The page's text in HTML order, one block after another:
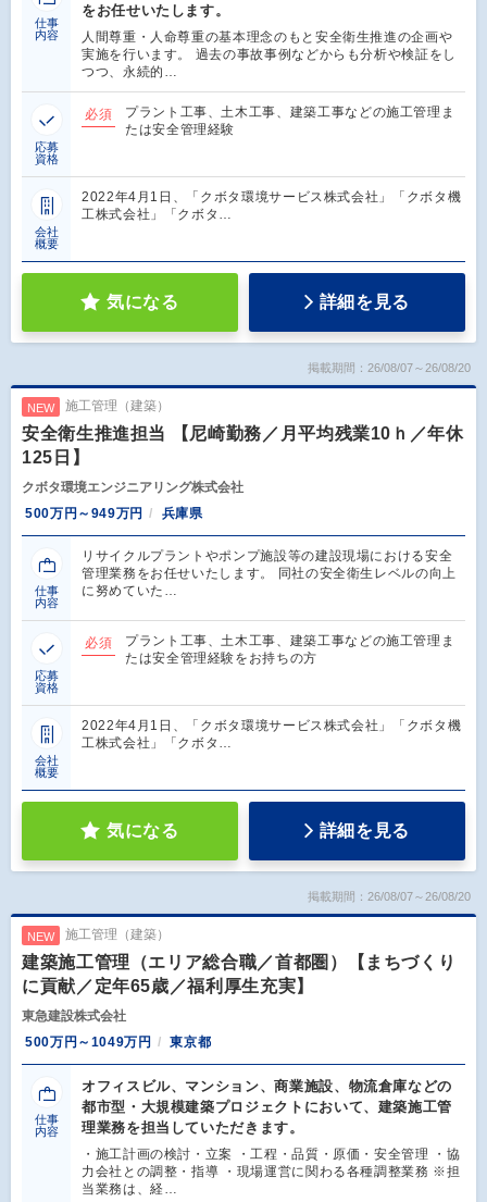
仕事
内容
をお任せいたします。
人間尊重・人命尊重の基本理念のもと安全衛生推進の企画や
実施を行います。 過去の事故事例などからも分析や検証をし
つつ、永続的…
応募
資格
必須
プラント工事、土木工事、建築工事などの施工管理ま
たは安全管理経験
会社
概要
2022年4月1日、「クボタ環境サービス株式会社」「クボタ機
工株式会社」「クボタ…
気になる 詳細を見る
掲載期間：26/08/07～26/08/20
NEW 施工管理（建築）
安全衛生推進担当 【尼崎勤務／月平均残業10ｈ／年休
125日】
クボタ環境エンジニアリング株式会社
500万円～949万円
兵庫県
仕事
内容
リサイクルプラントやポンプ施設等の建設現場における安全
管理業務をお任せいたします。 同社の安全衛生レベルの向上
に努めていた…
応募
資格
必須
プラント工事、土木工事、建築工事などの施工管理ま
たは安全管理経験をお持ちの方
会社
概要
2022年4月1日、「クボタ環境サービス株式会社」「クボタ機
工株式会社」「クボタ…
気になる 詳細を見る
掲載期間：26/08/07～26/08/20
NEW 施工管理（建築）
建築施工管理（エリア総合職／首都圏）【まちづくり
に貢献／定年65歳／福利厚生充実】
東急建設株式会社
500万円～1049万円
東京都
仕事
内容
オフィスビル、マンション、商業施設、物流倉庫などの
都市型・大規模建築プロジェクトにおいて、建築施工管
理業務を担当していただきます。
・施工計画の検討・立案 ・工程・品質・原価・安全管理 ・協
力会社との調整・指導 ・現場運営に関わる各種調整業務 ※担
当業務は、経…